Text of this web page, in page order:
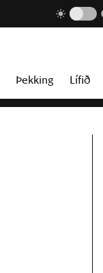
Þekking Lífið